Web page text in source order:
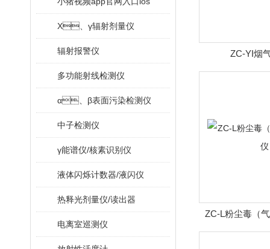
X、γ辐射剂量仪
辐射报警仪
多功能射线检测仪
α、β表面污染检测仪
中子检测仪
γ能谱仪/核素识别仪
液体闪烁计数器/液闪仪
热释光剂量仪/读出器
电离室巡测仪
ZC-YI烟
ZC-L粉尘毒（